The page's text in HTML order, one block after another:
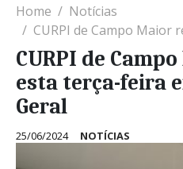
Home
Notícias
CURPI de Campo Maior reúne
CURPI de
esta terça-feira
Geral
25/06/2024 NOTÍCIAS